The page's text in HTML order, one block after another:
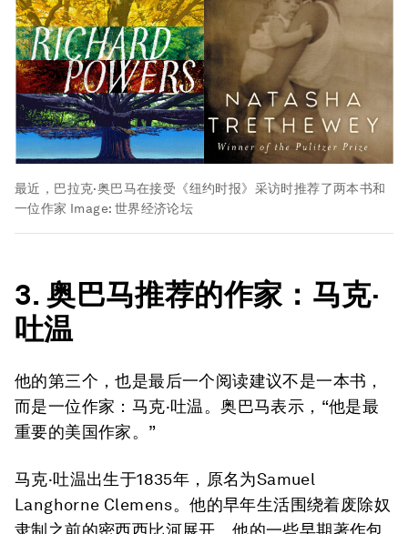
最近，巴拉克·奥巴马在接受《纽约时报》采访时推荐了两本书和
一位作家 Image: 世界经济论坛
3. 奥巴马推荐的作家：马克·
吐温
他的第三个，也是最后一个阅读建议不是一本书，
而是一位作家：马克·吐温。奥巴马表示，“他是最
重要的美国作家。”
马克·吐温出生于1835年，原名为Samuel
Langhorne Clemens。他的早年生活围绕着废除奴
隶制之前的密西西比河展开。他的一些早期著作包